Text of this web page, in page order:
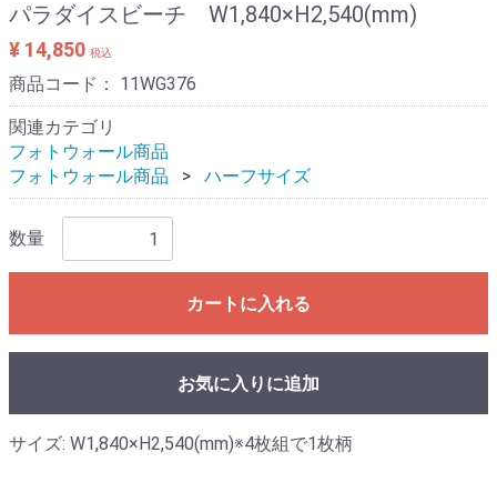
パラダイスビーチ W1,840×H2,540(mm)
¥ 14,850 税込
商品コード： 11WG376
関連カテゴリ
フォトウォール商品
フォトウォール商品
ハーフサイズ
数量
カートに入れる
お気に入りに追加
サイズ: W1,840×H2,540(mm)※4枚組で1枚柄